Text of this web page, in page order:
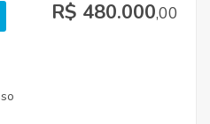
R$ 480.000,00